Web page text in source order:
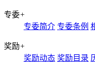
专委+
专委简介 专委条例
奖励+
奖励动态 奖励目录